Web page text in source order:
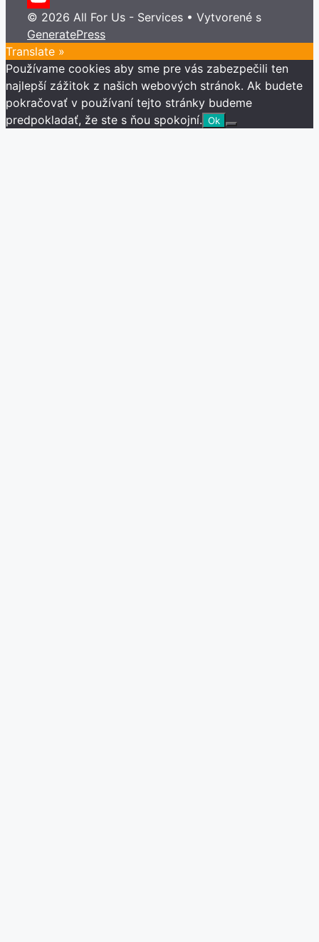
YouTube
Channel
© 2026 All For Us - Services • Vytvorené s
GeneratePress
Translate »
Používame cookies aby sme pre vás zabezpečili ten
najlepší zážitok z našich webových stránok. Ak budete
pokračovať v používaní tejto stránky budeme
predpokladať, že ste s ňou spokojní. Ok